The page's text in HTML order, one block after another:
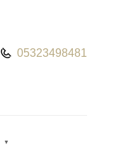
05323498481
▼